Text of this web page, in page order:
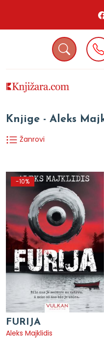
Knjige - Aleks
Žanrovi
-10%
FURIJA
Aleks Majklidis